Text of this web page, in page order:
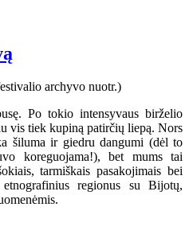
Po tokio intensyvaus birželio
vis tiek kupiną patirčių liepą. Nors
šiluma ir giedru dangumi (dėl to
koreguojama!), bet mums tai
tarmiškais pasakojimais bei
regionus su Bijotų,